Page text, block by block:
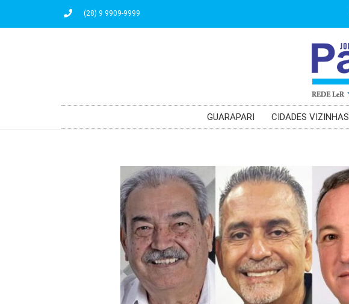
(28) 9 9909-9999
GUARAPARI CIDADES VIZINHAS